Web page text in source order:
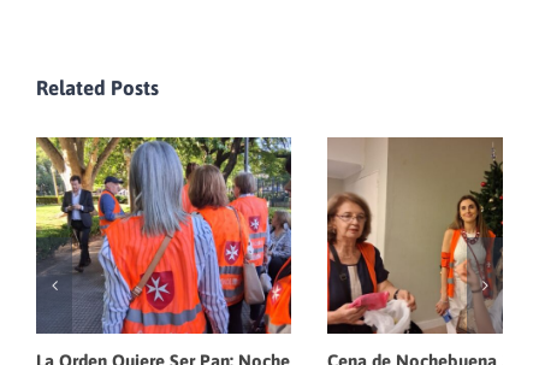
Related Posts
La Orden Quiere Ser Pan: Noche
Cena de Nochebuena 2025